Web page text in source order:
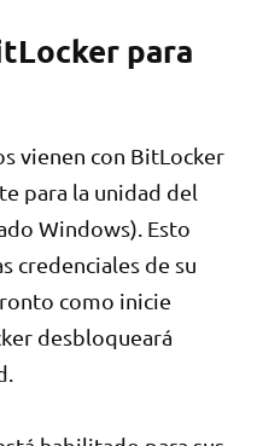
para
vienen con BitLocker
para la unidad del
Windows). Esto
credenciales de su
como inicie
desbloqueará